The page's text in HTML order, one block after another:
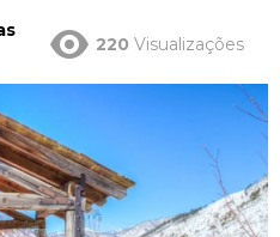
220 Visualizações